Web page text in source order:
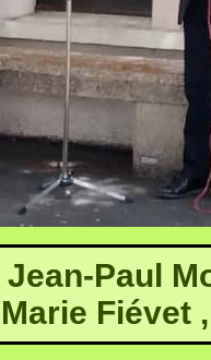
Paul
Fiévet